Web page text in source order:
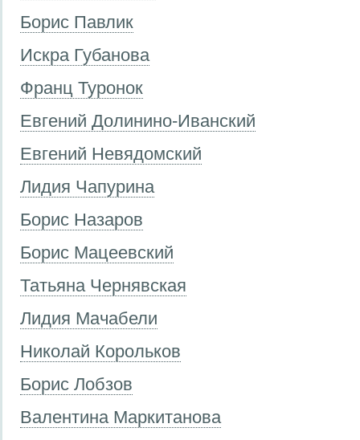
Борис Павлик
Искра Губанова
Франц Туронок
Евгений Долинино-Иванский
Евгений Невядомский
Лидия Чапурина
Борис Назаров
Борис Мацеевский
Татьяна Чернявская
Лидия Мачабели
Николай Корольков
Борис Лобзов
Валентина Маркитанова